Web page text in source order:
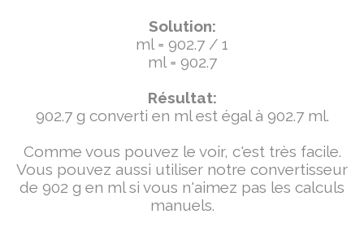
Solution:
ml = 902.7 / 1
ml = 902.7
Résultat:
902.7 g converti en ml est égal à 902.7 ml.
Comme vous pouvez le voir, c'est très facile.
Vous pouvez aussi utiliser notre convertisseur
de 902 g en ml si vous n'aimez pas les calculs
manuels.